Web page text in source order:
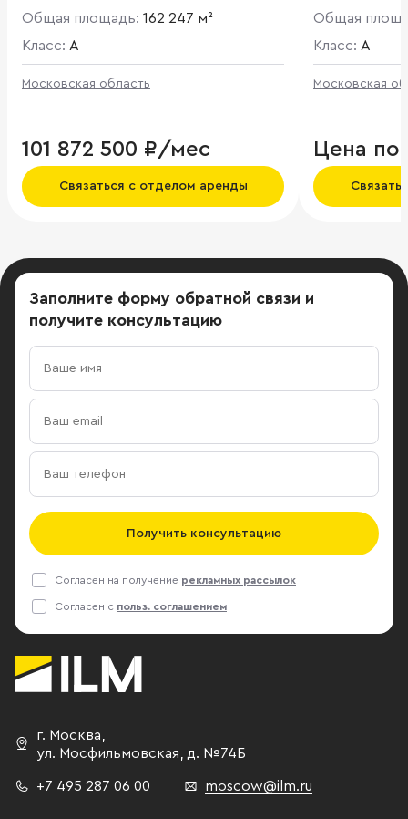
площадь земельного участка 107 га.
Общая площадь проекта 450 000
кв.м.
Общая площадь: 162 247 м²
Класс: A
Московская область
101 872 500 ₽/мес
Связаться с отделом аренды
Московская
Богордский
деревня
Общая
Класс: A
Московская
Цена по
Заполните форму обратной связи и
получите консультацию
Получить консультацию
Согласен на получение рекламных рассылок
Согласен с польз. соглашением
г. Москва,
ул. Мосфильмовская, д. №74Б
+7 495 287 06 00 moscow@ilm.ru